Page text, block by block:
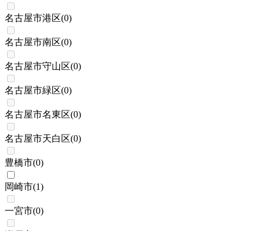
名古屋市港区(0)
名古屋市南区(0)
名古屋市守山区(0)
名古屋市緑区(0)
名古屋市名東区(0)
名古屋市天白区(0)
豊橋市(0)
岡崎市(1)
一宮市(0)